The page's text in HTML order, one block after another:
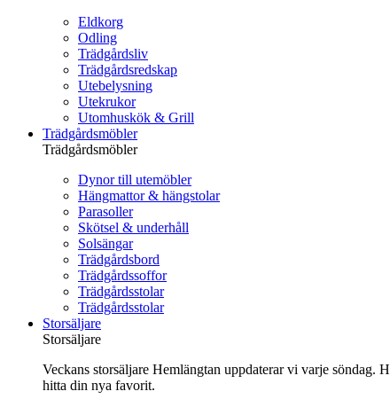
Eldkorg
Odling
Trädgårdsliv
Trädgårdsredskap
Utebelysning
Utekrukor
Utomhuskök & Grill
Trädgårdsmöbler
Trädgårdsmöbler
Dynor till utemöbler
Hängmattor & hängstolar
Parasoller
Skötsel & underhåll
Solsängar
Trädgårdsbord
Trädgårdssoffor
Trädgårdsstolar
Trädgårdsstolar
Storsäljare
Storsäljare
Veckans storsäljare Hemlängtan uppdaterar vi varje
hitta din nya favorit.